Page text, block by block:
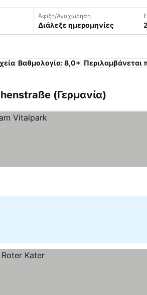
Άφιξη/Αναχώρηση
Διάλεξε ημερομηνίες
Βαθμολογία: 8,0+ Περιλαμβάνεται
(Γερμανία)